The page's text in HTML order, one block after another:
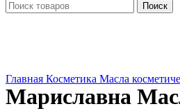
Поиск
Главная Косметика Масла
Мариславна